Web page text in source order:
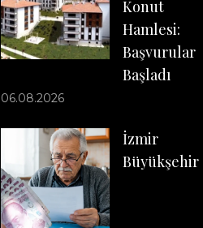
Konut
Hamlesi:
Başvurular
Başladı
06.08.2026
İzmir
Büyükşehir